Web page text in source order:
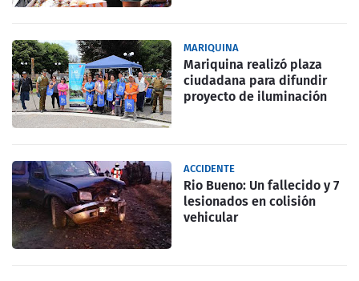
MARIQUINA
Mariquina realizó plaza
ciudadana para difundir
proyecto de iluminación
ACCIDENTE
Rio Bueno: Un fallecido y 7
lesionados en colisión
vehicular